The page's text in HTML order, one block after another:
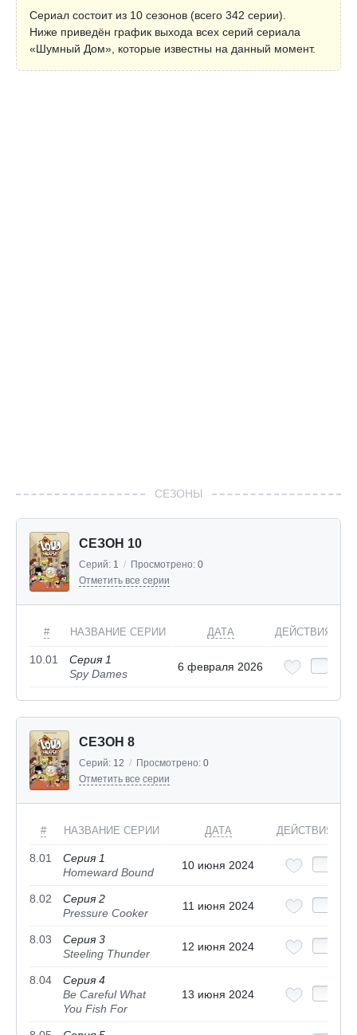
Сериал состоит из 10 сезонов (всего 342 серии).
Ниже приведён график выхода всех серий сериала
«Шумный Дом», которые известны на данный момент.
СЕЗОНЫ
СЕЗОН 10
Серий: 1 / Просмотрено: 0
Отметить все серии
# НАЗВАНИЕ СЕРИИ ДАТА ДЕЙСТВИЯ
10.01
Серия 1
Spy Dames
6 февраля 2026
СЕЗОН 8
Серий: 12 / Просмотрено: 0
Отметить все серии
# НАЗВАНИЕ СЕРИИ ДАТА ДЕЙСТВИЯ
8.01
Серия 1
Homeward Bound
10 июня 2024
8.02
Серия 2
Pressure Cooker
11 июня 2024
8.03
Серия 3
Steeling Thunder
12 июня 2024
8.04
Серия 4
Be Careful What
You Fish For
13 июня 2024